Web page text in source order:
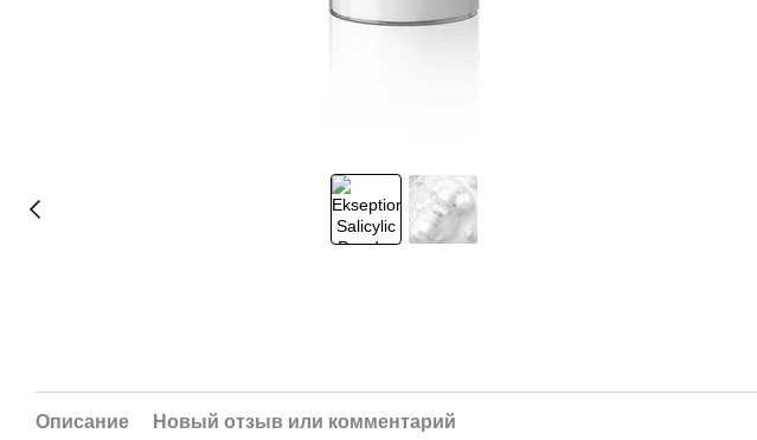
Описание Новый отзыв или комментарий